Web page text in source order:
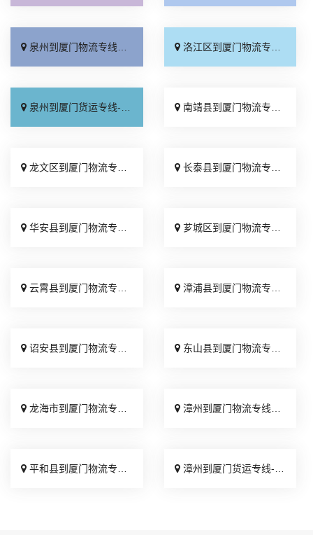
泉州到厦门物流专线_服务周到「高速快运」 洛江区到厦门物流专线_全境配送「高效运输」
泉州到厦门货运专线-泉州到厦门物流公司_定点发车「高速快运」 南靖县到厦门物流专线_收费标准「合同承运」
龙文区到厦门物流专线_不随意加价「零担配货」 长泰县到厦门物流专线_准时准点「整车配货」
华安县到厦门物流专线_几天到达「专线直达」 芗城区到厦门物流专线_全程无虑「一站式托运」
云霄县到厦门物流专线_专线查询「服务周到」 漳浦县到厦门物流专线_快速直达「全境到达」
诏安县到厦门物流专线_全程无虑「准时准点」 东山县到厦门物流专线_不随意加价「随叫随到」
龙海市到厦门物流专线_运价实惠「直通专线」 漳州到厦门物流专线_每日发车「直通专线」
平和县到厦门物流专线_市县派送「多久时间」 漳州到厦门货运专线-漳州到厦门物流公司_送货到门「服务周到」